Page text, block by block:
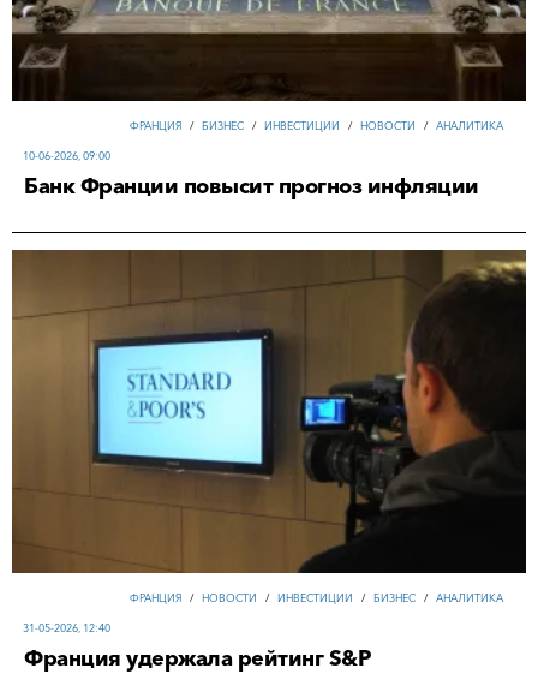
ФРАНЦИЯ / БИЗНЕС / ИНВЕСТИЦИИ / НОВОСТИ / АНАЛИТИКА
10-06-2026, 09:00
Банк Франции повысит прогноз инфляции
ФРАНЦИЯ / НОВОСТИ / ИНВЕСТИЦИИ / БИЗНЕС / АНАЛИТИКА
31-05-2026, 12:40
Франция удержала рейтинг S&P